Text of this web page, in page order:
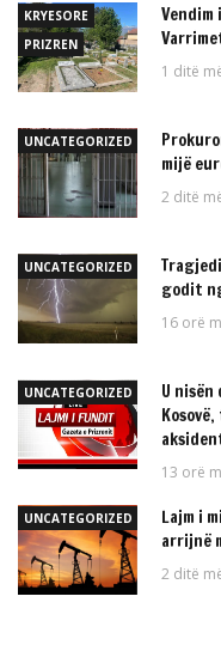
KRYESORE
PRIZREN
Vendim
1 ditë
UNCATEGORIZED
mijë
2 ditë
UNCATEGORIZED
godit
16 orë
UNCATEGORIZED
U nisën
13 orë
UNCATEGORIZED
Lajm i
arrijnë
2 ditë